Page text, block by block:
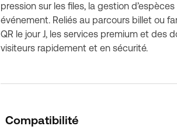
pression sur les files, la gestion
événement. Reliés au parcours billet ou
QR le jour J, les services premium et des
visiteurs rapidement et en sécurité.
Compatibilité